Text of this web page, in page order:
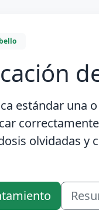
estándar una
olvidadas y